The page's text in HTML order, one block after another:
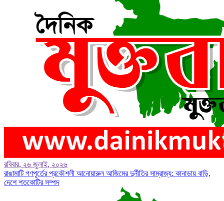
রবিবার, ২৬ জুলাই, ২০২৬
রাঙামাটি গণপূর্তের প্রকৌশলী আনোয়ারুল আজিমের দুর্নীতির সাম্রাজ্য: কানাডায় বাড়ি,
দেশে শতকোটির সম্পদ